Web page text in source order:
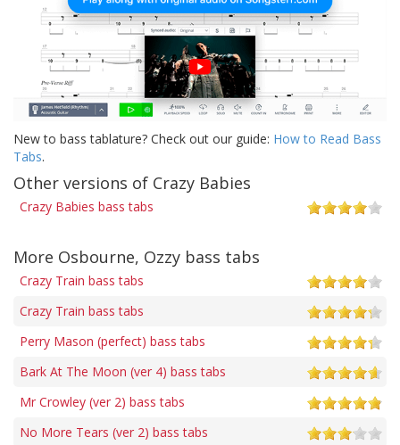
New to bass tablature? Check out our guide: How to Read Bass
Tabs.
Other versions of Crazy Babies
Crazy Babies bass tabs
More Osbourne, Ozzy bass tabs
Crazy Train bass tabs
Crazy Train bass tabs
Perry Mason (perfect) bass tabs
Bark At The Moon (ver 4) bass tabs
Mr Crowley (ver 2) bass tabs
No More Tears (ver 2) bass tabs